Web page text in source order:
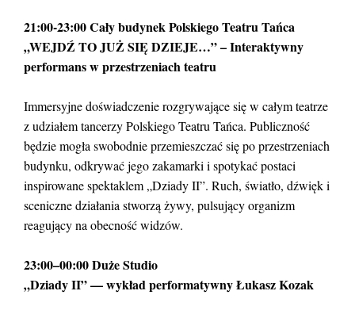
21:00-23:00 Cały budynek Polskiego Teatru Tańca
„WEJDŹ TO JUŻ SIĘ DZIEJE…” – Interaktywny
performans w przestrzeniach teatru
Immersyjne doświadczenie rozgrywające się w całym teatrze
z udziałem tancerzy Polskiego Teatru Tańca. Publiczność
będzie mogła swobodnie przemieszczać się po przestrzeniach
budynku, odkrywać jego zakamarki i spotykać postaci
inspirowane spektaklem „Dziady II”. Ruch, światło, dźwięk i
sceniczne działania stworzą żywy, pulsujący organizm
reagujący na obecność widzów.
23:00–00:00 Duże Studio
„Dziady II” — wykład performatywny Łukasz Kozak